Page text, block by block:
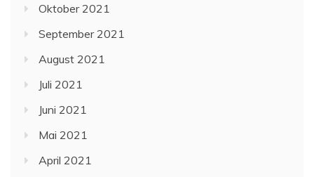
Oktober 2021
September 2021
August 2021
Juli 2021
Juni 2021
Mai 2021
April 2021